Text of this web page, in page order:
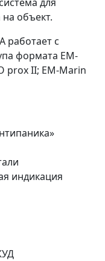
объект.
работает с
формата EM-
prox II; EM-Marin
индикация